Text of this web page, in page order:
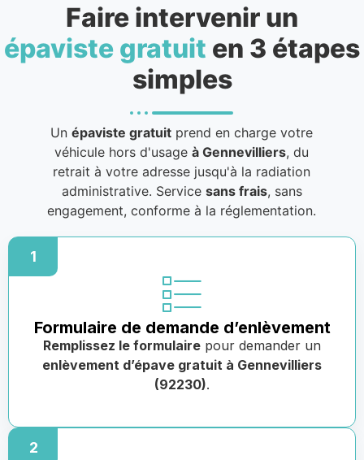
Faire intervenir un
épaviste gratuit en 3 étapes
simples
Unépaviste gratuit prend en charge votre
véhicule hors d'usageà Gennevilliers, du
retrait à votre adresse jusqu'à la radiation
administrative. Service sans frais, sans
engagement, conforme à la réglementation.
1
Formulaire de demande d’enlèvement
Remplissez le formulaire pour demander un
enlèvement d’épave gratuit à Gennevilliers
(92230).
2